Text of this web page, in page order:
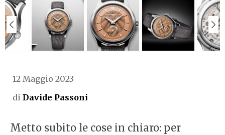
12 Maggio 2023
di Davide Passoni
Metto subito le cose in chiaro: per